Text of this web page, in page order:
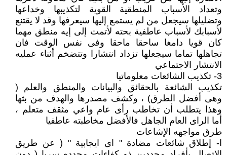
وتعداد الأسباب المنطقية القوية لتكذيبها وخداعها
وتضليلها سيجعل من لم يستمع إليها سيعرفها وقد لا يقتنع
لأسبابك لأسباب عاطفية بحته لأتمت إلى إيه منطق مهما
كان قويا دامغا ساحقا ماحقا وفى نفس الوقت فان
تجاهلها تماما سيجعلها تزداد انتشارا وتتضخم أثناء عمليه
الانتشار الاجتماعي
3- تكذيب الشائعات معلوماتيا
تكذيب الشائعة بالحقائق والبيانات والمنطق والعلم (
وهى أفضل الطرق) ، وكشف مصدرها والهدف من بثها
وهذا يتطلب أن تخاطب رأى عام واعي مثقف متعلم ،
أما الراى العام الجاهل فالأفضل مخاطبته عاطفيا
طرق مواجهه الإشاعات
ا- إطلاق شائعات مضادة " اى ايجابية " ( عن طريق